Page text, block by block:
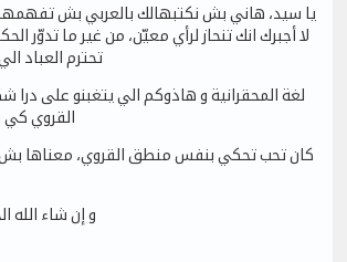
يا سيد، هاني بش نكتبهالك بالعربي بش
لا أجبرك انك تنحاز لرأي معيّن، من غير ما تدوّر
تحترم العباد
لغة المحقرانية و هاذوكم الي يتغبنو على
القروي كي
كان تحب تحكي بنفس منطق القروي، معناها بش
و إن شاء الله